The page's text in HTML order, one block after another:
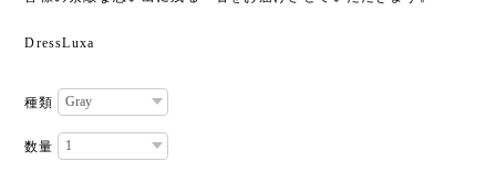
DressLuxa
種類
数量